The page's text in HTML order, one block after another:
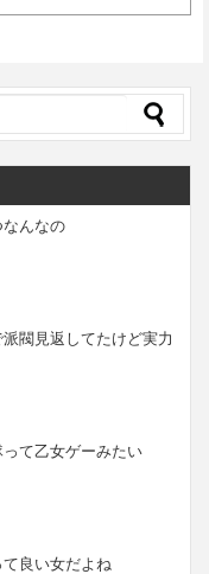
なんなの
閥見返してたけど実力
って乙女ゲーみたい
て良い女だよね